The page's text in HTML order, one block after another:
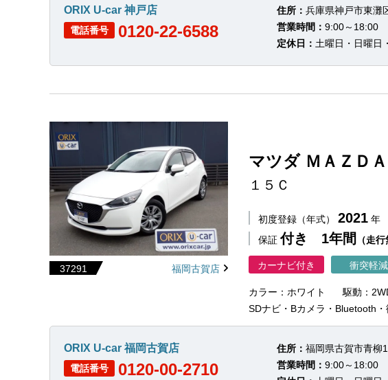
ORIX U-car 神戸店
電話番号 0120-22-6588
住所： 兵庫県神戸市東灘
営業時間： 9:00～18:00
定休日： 土曜日・日曜日
37291 福岡古賀店
マツダ ＭＡＺＤＡ
１５Ｃ
初度登録（年式） 2021 年
保証付き 1年間 （走
カーナビ付き 衝突軽減
カラー：ホワイト 駆動：
SDナビ・Bカメラ・Bluetooth
ORIX U-car 福岡古賀店
電話番号 0120-00-2710
住所： 福岡県古賀市青柳
営業時間： 9:00～18:00